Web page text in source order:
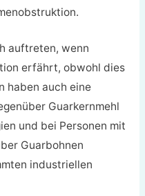
auftreten, wenn
erfährt, obwohl dies
haben auch eine
Guarkernmehl
und bei Personen mit
Guarbohnen
industriellen